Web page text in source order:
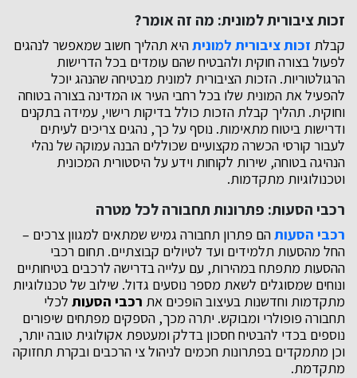
זכות ציבורית למונית: מה זה אומר?
קבלת זכות ציבורית למוניתהיא תהליך חשוב שמאפשר לנהגים
לפעול בצורה חוקית ולהבטיח שהם עומדים בכל הדרישות
הרגולטוריות. הזכות הציבורית למונית מבטיחה שהנהג יוכל
להפעיל את המונית שלו בכל רחבי העיר או המדינה בצורה בטוחה
וחוקית. תהליך קבלת הזכות כולל בדיקות רישוי, עמידה בתקנים
ודרישות ביטוח מתאימות. נוסף על כך, נהגים צריכים לעיתים
לעבור קורסי הכשרה מקצועיים שכוללים הבנה עמוקה של נהלי
הנהיגה בטוחה, שירות לקוחות וידע על היסטורית המכונית
וטכנולוגיות מתקדמות.
רכבי הסעות: פתרונות תחבורה לכל מטרה
רכבי הסעותהם פתרון תחבורה גמיש שמתאים למגוון צרכים –
החל מהסעות תלמידים ועד לטיולים קבוצתיים. תחום רכבי
ההסעות מתפתח במהירות, עם עלייה בדרישה לרכבים בטיחותיים
ונוחים שמסוגלים לשאת מספר נוסעים גדול. שילוב של טכנולוגיות
מתקדמות וחדשנות בעיצוב הופכים את רכבי הסעות לכלי
תחבורה פופולרי ומבוקש. יתרה מכך, הספקים מפתחים שיפורים
נוספים בכדי להבטיח חסכון בדלק ומעטפת אקולוגית טובה יותר,
וכן מתמקדים בפתרונות חכמים לניהול צי הרכבים ובקרת תחזוקה
מתקדמת.